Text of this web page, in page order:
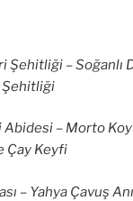
Şehitliği – Soğanlı
Şehitliği
– Morto
Çay Keyfi
– Yahya Çavuş